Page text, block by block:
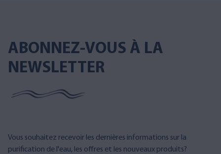
ABONNEZ-VOUS À LA
NEWSLETTER
Vous souhaitez recevoir les dernières informations sur la
purification de l'eau, les offres et les nouveaux produits?